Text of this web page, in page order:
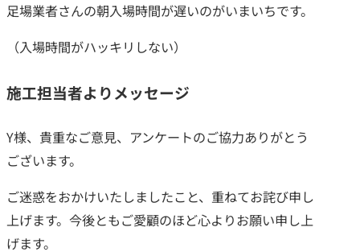
足場業者さんの朝入場時間が遅いのがいまいちです。
（入場時間がハッキリしない）
施工担当者よりメッセージ
Y様、貴重なご意見、アンケートのご協力ありがとう
ございます。
ご迷惑をおかけいたしましたこと、重ねてお詫び申し
上げます。今後ともご愛顧のほど心よりお願い申し上
げます。